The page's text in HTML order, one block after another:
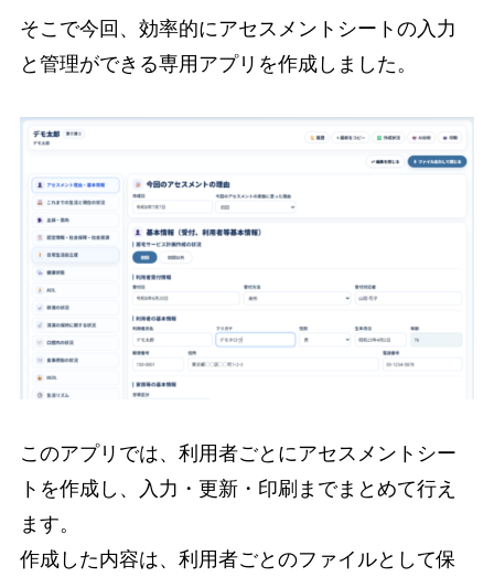
そこで今回、効率的にアセスメントシートの入力
と管理ができる専用アプリを作成しました。
このアプリでは、利用者ごとにアセスメントシー
トを作成し、入力・更新・印刷までまとめて行え
ます。
作成した内容は、利用者ごとのファイルとして保